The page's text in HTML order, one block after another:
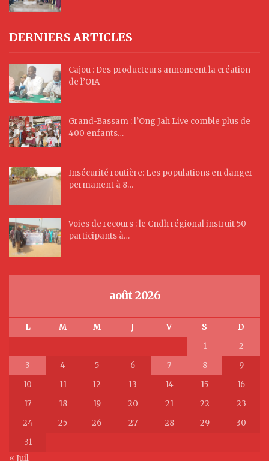
DERNIERS ARTICLES
Cajou : Des producteurs annoncent la création
de l’OIA
Grand-Bassam : l’Ong Jah Live comble plus de
400 enfants…
Insécurité routière: Les populations en danger
permanent à 8…
Voies de recours : le Cndh régional instruit 50
participants à…
août 2026
L M M J V S
D
1
2
3
4 5 6 7 8
9
10
11 12 13 14 15
16
17
18 19 20 21 22
23
24
25 26 27 28 29
30
31
« Juil